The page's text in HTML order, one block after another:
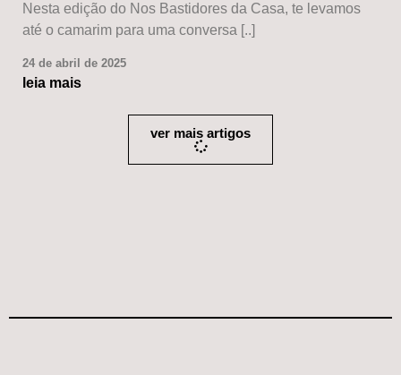
Nesta edição do Nos Bastidores da Casa, te levamos
até o camarim para uma conversa [..]
24 de abril de 2025
leia mais
ver mais artigos